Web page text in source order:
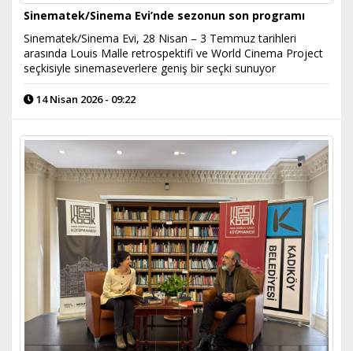
Sinematek/Sinema Evi’nde sezonun son programı
Sinematek/Sinema Evi, 28 Nisan – 3 Temmuz tarihleri
arasında Louis Malle retrospektifi ve World Cinema Project
seçkisiyle sinemaseverlere geniş bir seçki sunuyor
14 Nisan 2026 - 09:22